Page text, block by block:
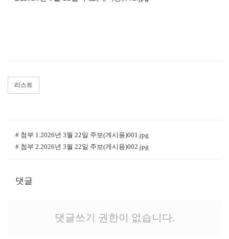
리스트
# 첨부 1.2026년 3월 22일 주보(게시용)001.jpg
# 첨부 2.2026년 3월 22일 주보(게시용)002.jpg
댓글
댓글쓰기 권한이 없습니다.